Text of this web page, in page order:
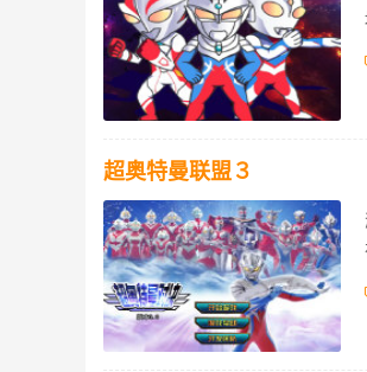
超奥特曼联盟３